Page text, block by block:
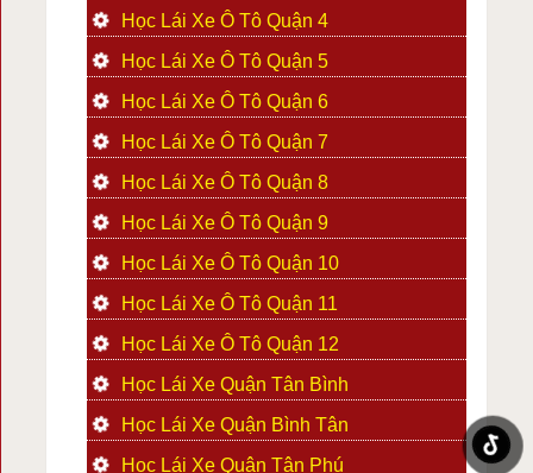
Học Lái Xe Ô Tô Quận 4
Học Lái Xe Ô Tô Quận 5
Học Lái Xe Ô Tô Quận 6
Học Lái Xe Ô Tô Quận 7
Học Lái Xe Ô Tô Quận 8
Học Lái Xe Ô Tô Quận 9
Học Lái Xe Ô Tô Quận 10
Học Lái Xe Ô Tô Quận 11
Học Lái Xe Ô Tô Quận 12
Học Lái Xe Quận Tân Bình
Học Lái Xe Quận Bình Tân
Học Lái Xe Quận Tân Phú